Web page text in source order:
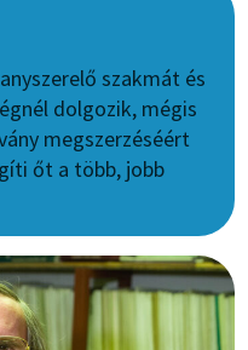
szakmát és
dolgozik, mégis
megszerzéséért
őt a több, jobb